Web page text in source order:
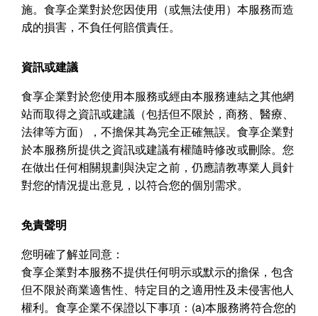
施。食享企業對於您因使用（或無法使用）本服務而造
成的損害，不負任何賠償責任。
資訊或建議
食享企業對於您使用本服務或經由本服務連結之其他網
站而取得之資訊或建議（包括但不限於，商務、醫療、
法律等方面），不擔保其為完全正確無誤。食享企業對
於本服務所提供之資訊或建議有權隨時修改或刪除。您
在做出任何相關規劃與決定之前，仍應請教專業人員針
對您的情況提出意見，以符合您的個別需求。
免責聲明
您明確了解並同意：
食享企業對本服務不提供任何明示或默示的擔保，包含
但不限於商業適售性、特定目的之適用性及未侵害他人
權利。食享企業不保證以下事項： (a)本服務將符合您的